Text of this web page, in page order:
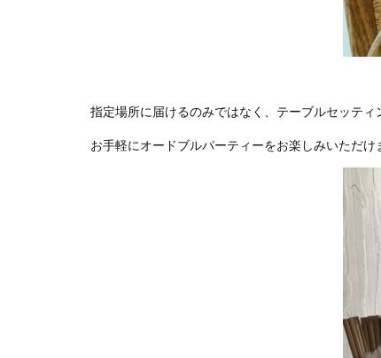
指定場所に届けるのみではなく、テーブルセッティ
お手軽にオードブルパーティーをお楽しみいただけ